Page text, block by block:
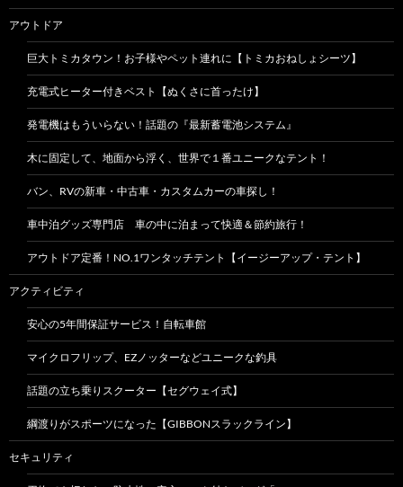
アウトドア
巨大トミカタウン！お子様やペット連れに【トミカおねしょシーツ】
充電式ヒーター付きベスト【ぬくさに首ったけ】
発電機はもういらない！話題の『最新蓄電池システム』
木に固定して、地面から浮く、世界で１番ユニークなテント！
バン、RVの新車・中古車・カスタムカーの車探し！
車中泊グッズ専門店 車の中に泊まって快適＆節約旅行！
アウトドア定番！NO.1ワンタッチテント【イージーアップ・テント】
アクティビティ
安心の5年間保証サービス！自転車館
マイクロフリップ、EZノッターなどユニークな釣具
話題の立ち乗りスクーター【セグウェイ式】
綱渡りがスポーツになった【GIBBONスラックライン】
セキュリティ